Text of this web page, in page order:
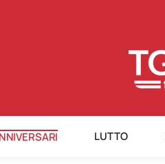
LUTTO